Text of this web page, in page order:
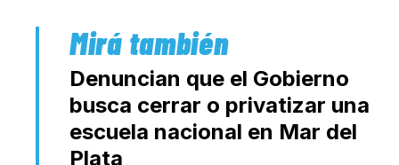
Denuncian que el Gobierno
busca cerrar o privatizar una
escuela nacional en Mar del
Plata